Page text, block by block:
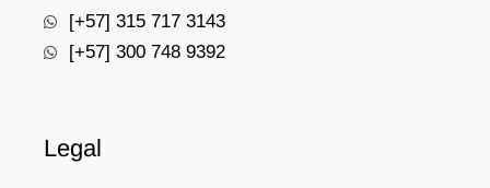
[+57] 315 717 3143
[+57] 300 748 9392
Legal